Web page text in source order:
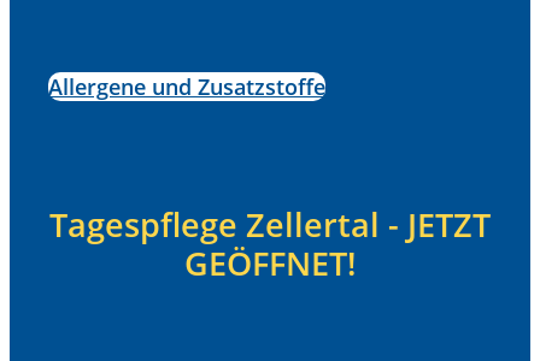
Allergene und Zusatzstoffe
Tagespflege Zellertal - JETZT
GEÖFFNET!